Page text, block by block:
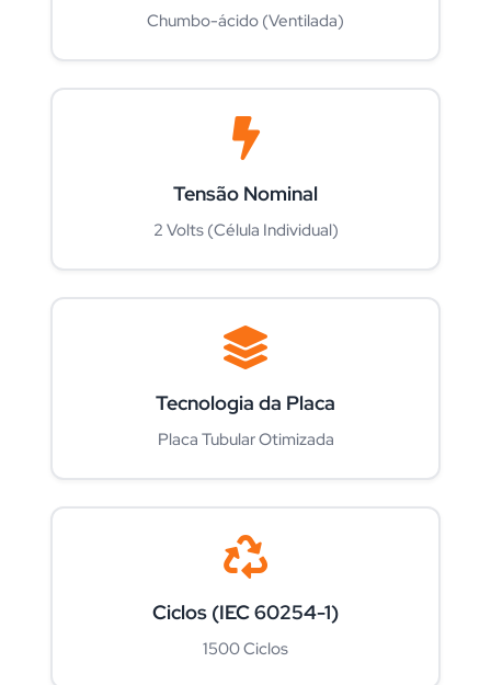
Chumbo-ácido (Ventilada)
Tensão Nominal
2 Volts (Célula Individual)
Tecnologia da Placa
Placa Tubular Otimizada
Ciclos (IEC 60254-1)
1500 Ciclos